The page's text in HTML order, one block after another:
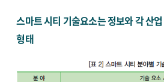
스마트 시티 기술요소는 정보와 각 산
형태